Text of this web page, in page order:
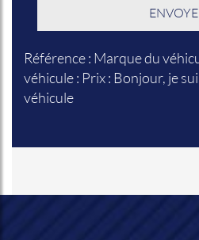
Référence : Marque du
véhicule : Prix : Bonjour, je
véhicule